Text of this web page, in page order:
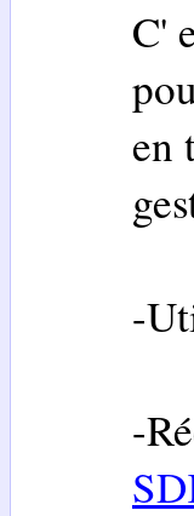
C'
en
-
-